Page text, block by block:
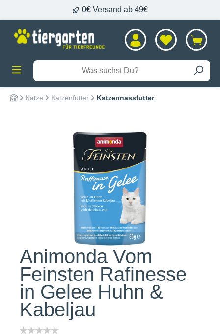
0€ Versand ab 49€
Katze Katzenfutter Katzennassfutter
Bildergalerie überspringen
Animonda Vom
Feinsten Rafinesse
in Gelee Huhn &
Kabeljau